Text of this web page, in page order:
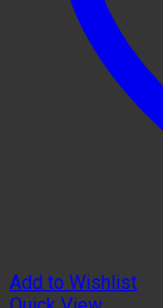
Add to Wishlist